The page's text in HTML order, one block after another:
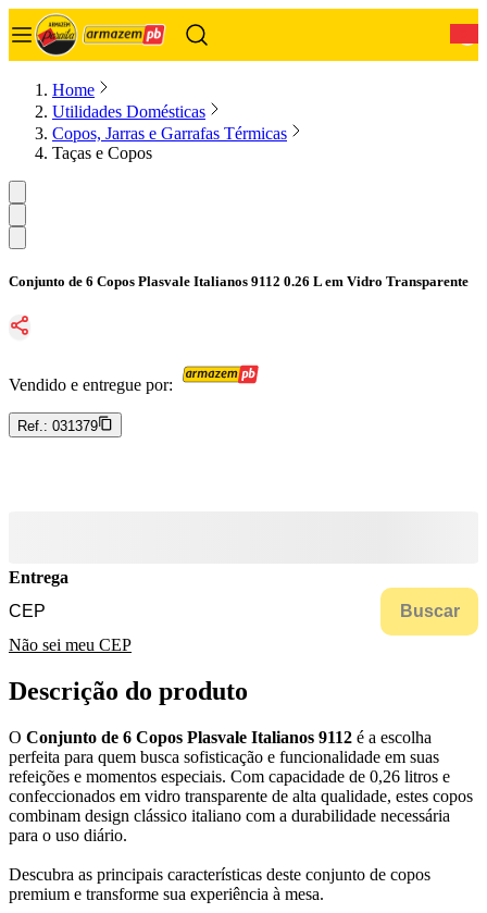
Home
Utilidades Domésticas
Copos, Jarras e Garrafas Térmicas
Taças e Copos
Conjunto de 6 Copos Plasvale Italianos 9112 0.26 L em Vidro Transparente
Vendido e entregue por:
Ref.: 031379
Entrega
Buscar
Não sei meu CEP
Descrição do produto
O Conjunto de 6 Copos Plasvale Italianos 9112 é a escolha
perfeita para quem busca sofisticação e funcionalidade em suas
refeições e momentos especiais. Com capacidade de 0,26 litros e
confeccionados em vidro transparente de alta qualidade, estes copos
combinam design clássico italiano com a durabilidade necessária
para o uso diário.
Descubra as principais características deste conjunto de copos
premium e transforme sua experiência à mesa.